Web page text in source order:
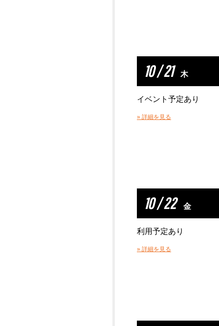
10 / 21 木
イベント予定あり
» 詳細を見る
10 / 22 金
利用予定あり
» 詳細を見る